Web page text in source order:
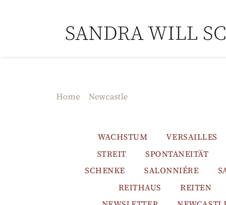
Home Newcastle
WACHSTUM VERSAILLES
STREIT
SPONTANEITÄT
SCHENKE
SALONNIÉRE
REITHAUS
REITEN